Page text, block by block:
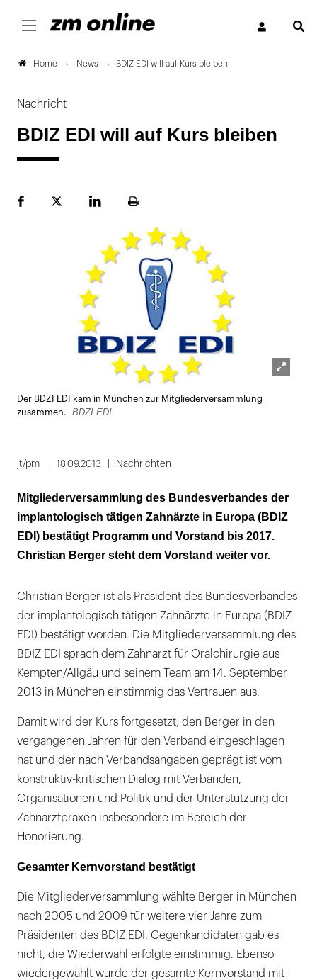
Home News BDIZ EDI will auf Kurs bleiben
Nachricht
BDIZ EDI will auf Kurs bleiben
FacebookPlattformLinekdInSeite
Der BDZI EDI kam in München zur Mitgliederversammlung
zusammen.
BDZI EDI
jt/pm 18.09.2013 Nachrichten
Mitgliederversammlung des Bundesverbandes der
implantologisch tätigen Zahnärzte in Europa (BDIZ
EDI) bestätigt Programm und Vorstand bis 2017.
Christian Berger steht dem Vorstand weiter vor.
Christian Berger ist als Präsident des Bundesverbandes
der implantologisch tätigen Zahnärzte in Europa (BDIZ
EDI) bestätigt worden. Die Mitgliederversammlung des
BDIZ EDI sprach dem Zahnarzt für Oralchirurgie aus
Kempten/Allgäu und seinem Team am 14. September
2013 in München einstimmig das Vertrauen aus.
Damit wird der Kurs fortgesetzt, den Berger in den
vergangenen Jahren für den Verband eingeschlagen
hat und der nach Verbandsangaben geprägt ist vom
konstruktiv-kritischen Dialog mit Verbänden,
Organisationen und Politik und der Unterstützung der
Zahnarztpraxen insbesondere im Bereich der
Honorierung.
Gesamter Kernvorstand bestätigt
Die Mitgliederversammlung wählte Berger in München
nach 2005 und 2009 für weitere vier Jahre zum
Präsidenten des BDIZ EDI. Gegenkandidaten gab es
nicht, die Wiederwahl erfolgte einstimmig. Ebenso
wiedergewählt wurde der gesamte Kernvorstand mit